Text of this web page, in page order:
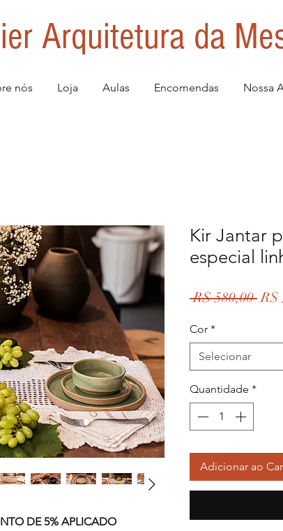
Arquitetura da
nós Loja Aulas Encomendas Nossa
DE 5% APLICADO
Kir Jantar
especial
R$ 580,00 R$
Cor *
Selecionar
Quantidade *
Adicionar ao